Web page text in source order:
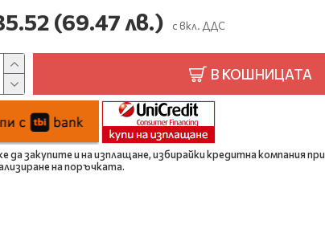
(69.47 лв.) с вкл. ДДС
В КОШНИЦАТА
да закупите и на изплащане, избирайки кредитна компания при
на поръчката.